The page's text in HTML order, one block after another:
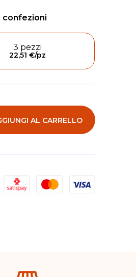
3 pezzi
22,51 €/pz
AL CARRELLO